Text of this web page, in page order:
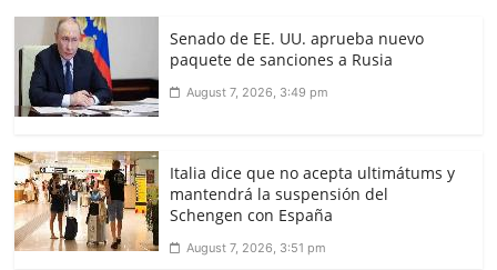
Senado de EE. UU. aprueba nuevo
paquete de sanciones a Rusia
August 7, 2026, 3:49 pm
Italia dice que no acepta ultimátums y
mantendrá la suspensión del
Schengen con España
August 7, 2026, 3:51 pm